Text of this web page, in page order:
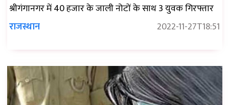
श्रीगंगानगर में 40 हजार के जाली नोटों के साथ 3 युवक गिरफ्तार
राजस्थान
2022-11-27T18:51